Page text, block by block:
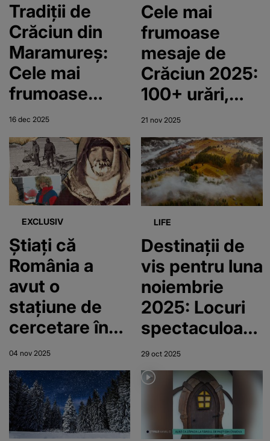
Tradiții de
Crăciun din
Maramureș:
Cele mai
frumoase
obiceiuri
românești. Ce
este
Viflaimul?
16 dec 2025
Cele mai
frumoase
mesaje de
Crăciun 2025:
100+ urări,
SMS-uri și
texte
emoționante
21 nov 2025
EXCLUSIV
Știați că
România a
avut o
stațiune de
cercetare în
Antarctica?
Ce s-a ales de
baza Law-
Racoviță-
Negoiță!
04 nov 2025
LIFE
Destinații de
vis pentru luna
noiembrie
2025: Locuri
spectaculoase
din România
pe care să le
vizitezi
29 oct 2025